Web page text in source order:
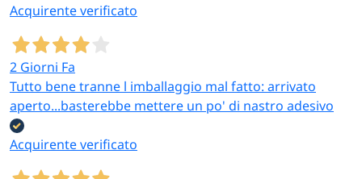
Acquirente verificato
2 Giorni Fa
Tutto bene tranne l imballaggio mal fatto: arrivato
aperto...basterebbe mettere un po' di nastro adesivo
Acquirente verificato